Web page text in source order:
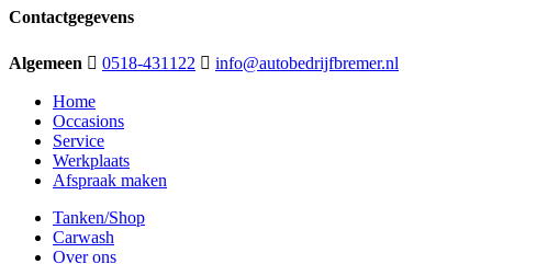
Contactgegevens
Algemeen 0518-431122 info@autobedrijfbremer.nl
Home
Occasions
Service
Werkplaats
Afspraak maken
Tanken/Shop
Carwash
Over ons